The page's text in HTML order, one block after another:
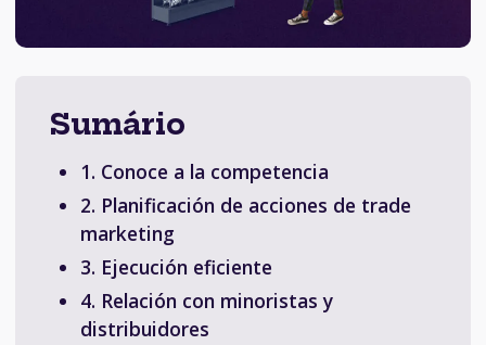
Sumário
1. Conoce a la competencia
2. Planificación de acciones de trade
marketing
3. Ejecución eficiente
4. Relación con minoristas y
distribuidores